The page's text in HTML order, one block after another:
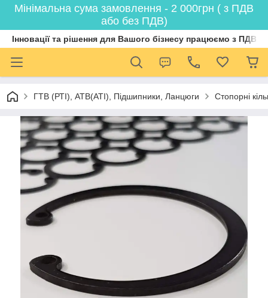
Мінімальна сума замовлення - 2 000грн ( з ПДВ
або без ПДВ)
Інновації та рішення для Вашого бізнесу працюємо з ПДВ
ГТВ (РТI), АТВ(АТI), Пiдшипники, Ланцюги Стопорні